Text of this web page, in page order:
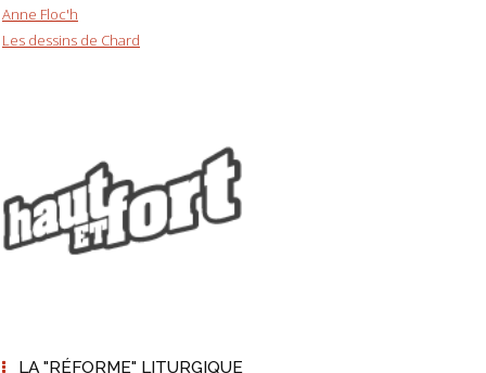
Anne Floc'h
Les dessins de Chard
LA "RÉFORME" LITURGIQUE